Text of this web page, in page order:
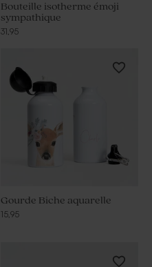
Bouteille isotherme émoji
sympathique
31,95
Gourde Biche aquarelle
15,95